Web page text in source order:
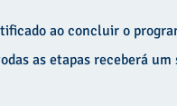
ao concluir o
as etapas receberá um